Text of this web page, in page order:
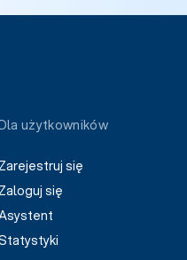
użytkowników
Zarejestruj się
Zaloguj się